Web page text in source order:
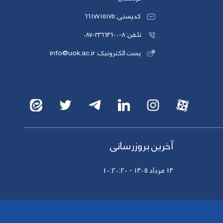
کدپستی: 6617715175
تلفن: 8-33664600-087
پست الکترونیک: info@uok.ac.ir
آخرین بروزرسانی
14 مرداد 1405 - 10:20:20